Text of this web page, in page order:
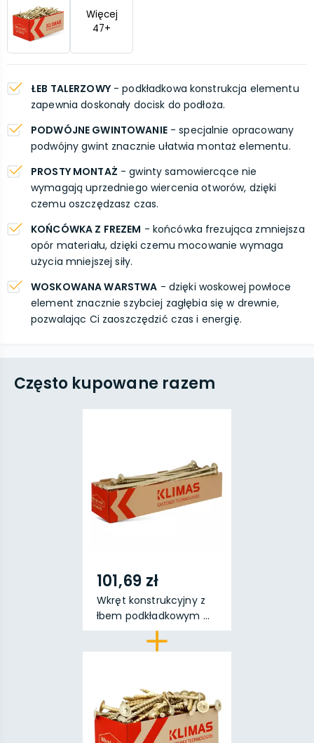
Więcej
47+
ŁEB TALERZOWY- podkładkowa konstrukcja elementu
zapewnia doskonały docisk do podłoża.
PODWÓJNE GWINTOWANIE- specjalnie opracowany
podwójny gwint znacznie ułatwia montaż elementu.
PROSTY MONTAŻ - gwinty samowiercące nie
wymagają uprzedniego wiercenia otworów, dzięki
czemu oszczędzasz czas.
KOŃCÓWKA Z FREZEM - końcówka frezująca zmniejsza
opór materiału, dzięki czemu mocowanie wymaga
użycia mniejszej siły.
WOSKOWANA WARSTWA - dzięki woskowej powłoce
element znacznie szybciej zagłębia się w drewnie,
pozwalając Ci zaoszczędzić czas i energię.
Często kupowane razem
101,69 zł
Wkręt konstrukcyjny z
łbem podkładkowym ...